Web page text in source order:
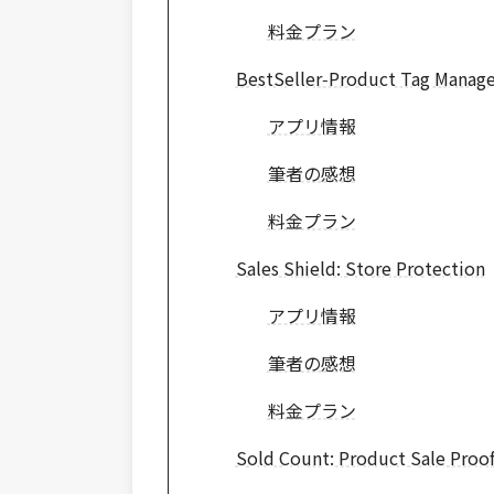
料金プラン
BestSeller‑Product Tag
アプリ情報
筆者の感想
料金プラン
Sales Shield: Store Protection
アプリ情報
筆者の感想
料金プラン
Sold Count: Product Sale Proof